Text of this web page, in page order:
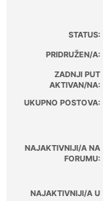
STATUS:
PRIDRUŽEN/A:
ZADNJI PUT
AKTIVAN/NA:
UKUPNO POSTOVA:
NAJAKTIVNIJI/A NA
FORUMU:
NAJAKTIVNIJI/A U